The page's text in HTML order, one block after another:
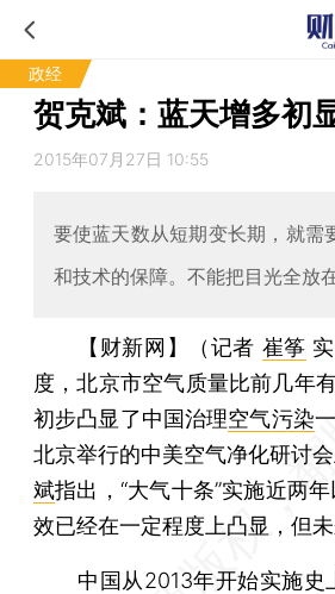
政经
贺克斌：蓝天增多初
2015年07月27日 10:55
要使蓝天数从短期变长期，就需
和技术的保障。不能把目光全放
【财新网】（记者 崔筝
度，北京市空气质量比前几年
初步凸显了中国治理空气污染
北京举行的中美空气净化研讨
斌指出，“大气十条”实施近两
效已经在一定程度上凸显，但
中国从2013年开始实施史